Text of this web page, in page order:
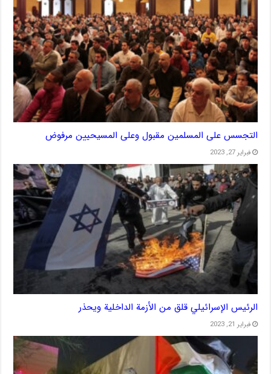
التجسس على المسلمين مقبول وعلى المسيحيين مرفوض
فبراير 27, 2023
الرئيس الإسرائيلي قلق من الأزمة الداخلية ويحذر
فبراير 21, 2023